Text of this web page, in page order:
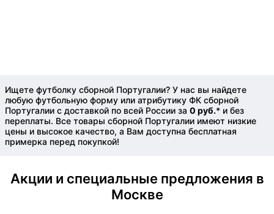
Ищете футболку сборной Португалии? У нас вы найдете
любую футбольную форму или атрибутику ФК сборной
Португалии с доставкой по всей России за 0 руб.* и без
переплаты. Все товары сборной Португалии имеют низкие
цены и высокое качество, а Вам доступна бесплатная
примерка перед покупкой!
Акции и специальные предложения в
Москве